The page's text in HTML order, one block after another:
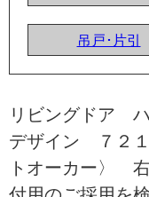
吊戸･片引
リビングドア
デザイン ７２
トオーカー〉